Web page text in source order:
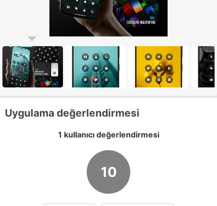
Uygulama değerlendirmesi
1 kullanıcı değerlendirmesi
10